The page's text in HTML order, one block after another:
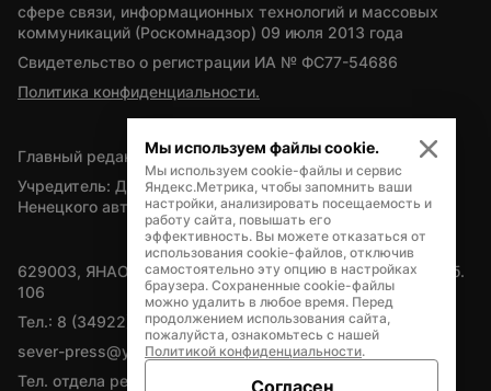
сфере связи, информационных технологий и массовых
коммуникаций (Роскомнадзор) 09 июля 2013 года
Свидетельство о регистрации ИА № ФС77-54686
Политика конфиденциальности.
Главный редактор — А.Л. Поздеев
Учредитель: Департамент внутренней политики Ямало-
Ненецкого автономного округа
629003, ЯНАО, Салехард, мкр. Богдана Кнунянца, д.1, каб.
106
Тел.: 8 (34922) 71262
sever-press@yamal-media.ru
Тел. отдела рекламы: 8 (34922) 42728
Мы используем файлы cookie.
Мы используем cookie-файлы и сервис
Яндекс.Метрика, чтобы запомнить ваши
настройки, анализировать посещаемость и
работу сайта, повышать его
эффективность. Вы можете отказаться от
использования cookie-файлов, отключив
самостоятельно эту опцию в настройках
браузера. Сохраненные cookie-файлы
можно удалить в любое время. Перед
продолжением использования сайта,
пожалуйста, ознакомьтесь с нашей
Политикой конфиденциальности.
Согласен